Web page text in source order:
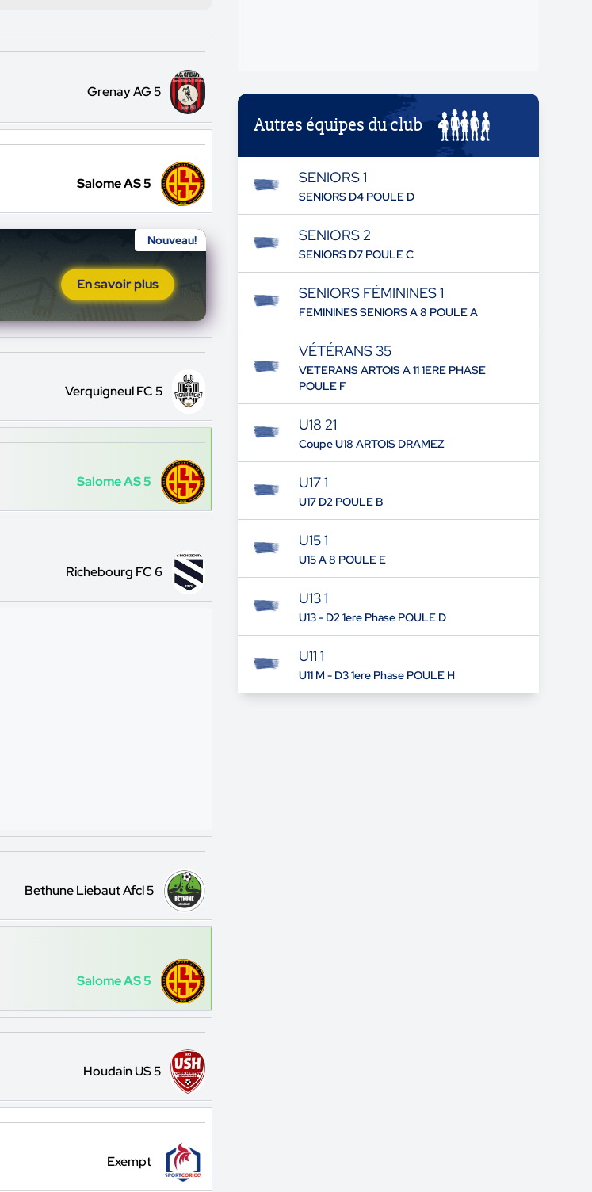
Grenay AG 5
Salome AS 5
Nouveau!
En savoir plus
Verquigneul FC 5
Salome AS 5
Richebourg FC 6
Bethune Liebaut Afcl 5
Salome AS 5
Houdain US 5
Exempt
Autres équipes du club
SENIORS 1
SENIORS D4 POULE D
SENIORS 2
SENIORS D7 POULE C
SENIORS FÉMININES 1
FEMININES SENIORS A 8 POULE A
VÉTÉRANS 35
VETERANS ARTOIS A 11 1ERE PHASE
POULE F
U18 21
Coupe U18 ARTOIS DRAMEZ
U17 1
U17 D2 POULE B
U15 1
U15 A 8 POULE E
U13 1
U13 - D2 1ere Phase POULE D
U11 1
U11 M - D3 1ere Phase POULE H